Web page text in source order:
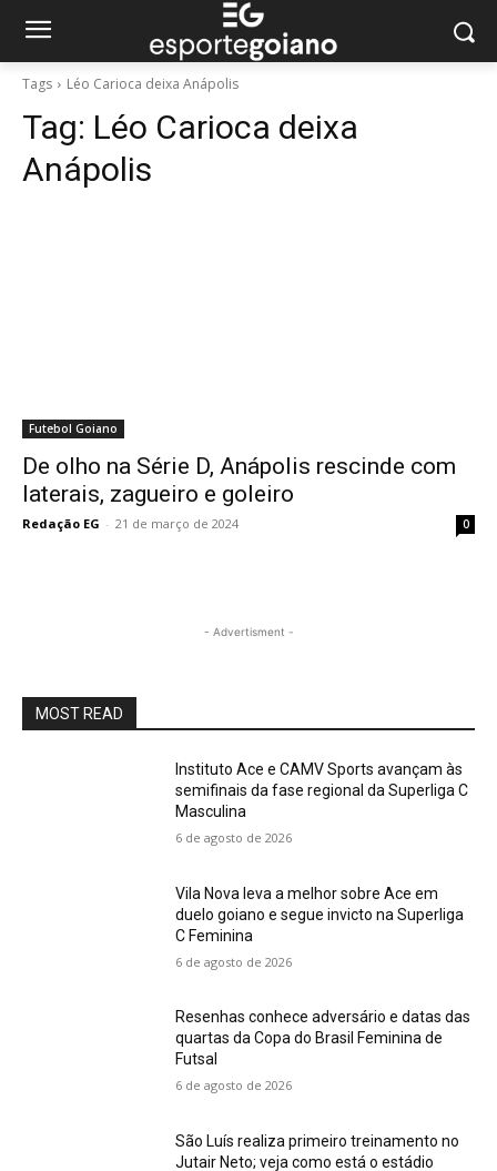
Tags Léo Carioca deixa Anápolis
Tag: Léo Carioca deixa
Anápolis
Futebol Goiano
De olho na Série D, Anápolis rescinde com
laterais, zagueiro e goleiro
Redação EG - 21 de março de 2024 0
- Advertisment -
MOST READ
Instituto Ace e CAMV Sports avançam às
semifinais da fase regional da Superliga C
Masculina
6 de agosto de 2026
Vila Nova leva a melhor sobre Ace em
duelo goiano e segue invicto na Superliga
C Feminina
6 de agosto de 2026
Resenhas conhece adversário e datas das
quartas da Copa do Brasil Feminina de
Futsal
6 de agosto de 2026
São Luís realiza primeiro treinamento no
Jutair Neto; veja como está o estádio